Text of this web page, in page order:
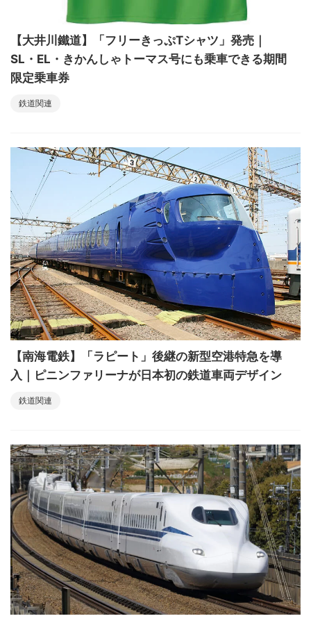
【大井川鐵道】「フリーきっぷTシャツ」発売｜
SL・EL・きかんしゃトーマス号にも乗車できる期間
限定乗車券
鉄道関連
【南海電鉄】「ラピート」後継の新型空港特急を導
入｜ピニンファリーナが日本初の鉄道車両デザイン
鉄道関連